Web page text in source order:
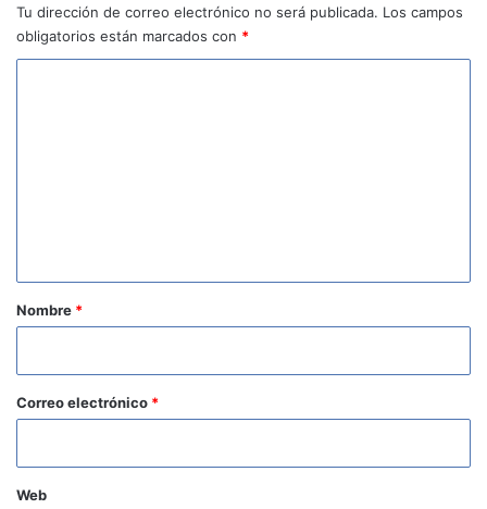
Tu dirección de correo electrónico no será publicada. Los campos
obligatorios están marcados con *
r
o
*
Nombre *
Correo electrónico *
Web